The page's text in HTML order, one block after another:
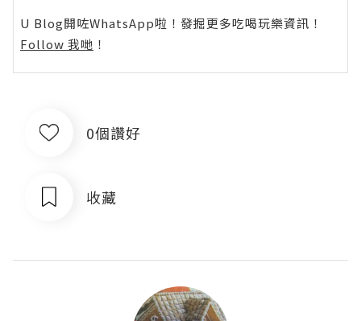
U Blog開咗WhatsApp啦！發掘更多吃喝玩樂資訊！
Follow 我哋 ！
0個讚好
收藏